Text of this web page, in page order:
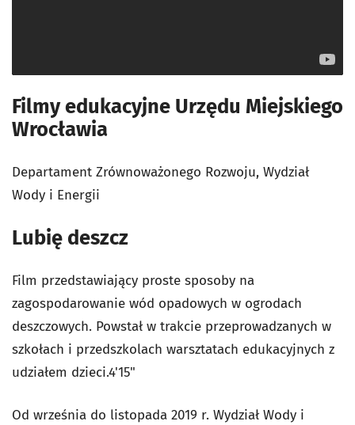
Filmy edukacyjne Urzędu Miejskiego
Wrocławia
Departament Zrównoważonego Rozwoju, Wydział
Wody i Energii
Lubię deszcz
Film przedstawiający proste sposoby na
zagospodarowanie wód opadowych w ogrodach
deszczowych. Powstał w trakcie przeprowadzanych w
szkołach i przedszkolach warsztatach edukacyjnych z
udziałem dzieci.4'15"
Od września do listopada 2019 r. Wydział Wody i